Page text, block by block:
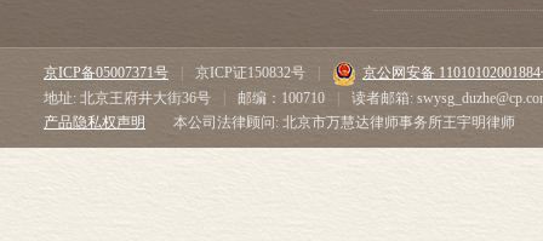
京ICP备05007371号 京ICP证150832号
京公网安备
地址: 北京王府井大街36号
邮编：100710
读者邮箱:
产品隐私权声明
本公司法律顾问: 北京市万慧达律师事务所王宇明律师